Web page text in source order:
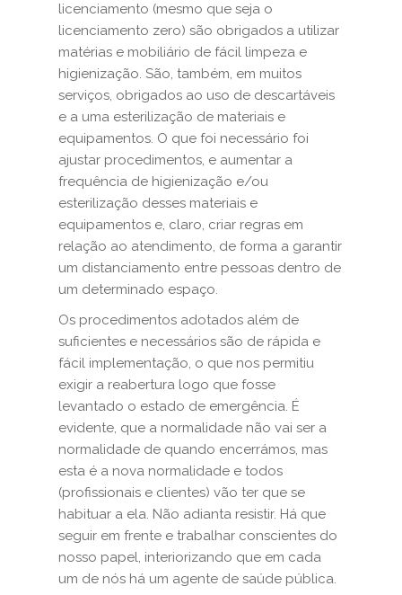
licenciamento (mesmo que seja o
licenciamento zero) são obrigados a utilizar
matérias e mobiliário de fácil limpeza e
higienização. São, também, em muitos
serviços, obrigados ao uso de descartáveis
e a uma esterilização de materiais e
equipamentos. O que foi necessário foi
ajustar procedimentos, e aumentar a
frequência de higienização e/ou
esterilização desses materiais e
equipamentos e, claro, criar regras em
relação ao atendimento, de forma a garantir
um distanciamento entre pessoas dentro de
um determinado espaço.
Os procedimentos adotados além de
suficientes e necessários são de rápida e
fácil implementação, o que nos permitiu
exigir a reabertura logo que fosse
levantado o estado de emergência. É
evidente, que a normalidade não vai ser a
normalidade de quando encerrámos, mas
esta é a nova normalidade e todos
(profissionais e clientes) vão ter que se
habituar a ela. Não adianta resistir. Há que
seguir em frente e trabalhar conscientes do
nosso papel, interiorizando que em cada
um de nós há um agente de saúde pública.